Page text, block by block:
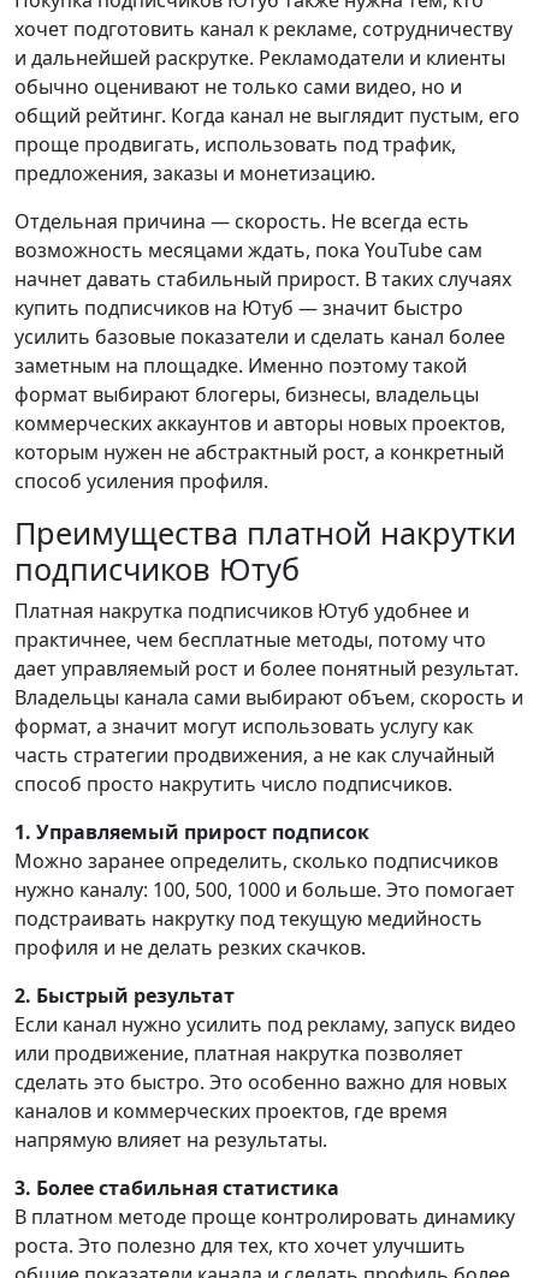
хочет подготовить канал к рекламе, сотрудничеству
и дальнейшей раскрутке. Рекламодатели и клиенты
обычно оценивают не только сами видео, но и
общий рейтинг. Когда канал не выглядит пустым, его
проще продвигать, использовать под трафик,
предложения, заказы и монетизацию.
Отдельная причина — скорость. Не всегда есть
возможность месяцами ждать, пока YouTube сам
начнет давать стабильный прирост. В таких случаях
купить подписчиков на Ютуб — значит быстро
усилить базовые показатели и сделать канал более
заметным на площадке. Именно поэтому такой
формат выбирают блогеры, бизнесы, владельцы
коммерческих аккаунтов и авторы новых проектов,
которым нужен не абстрактный рост, а конкретный
способ усиления профиля.
Преимущества платной накрутки
подписчиков Ютуб
Платная накрутка подписчиков Ютуб удобнее и
практичнее, чем бесплатные методы, потому что
дает управляемый рост и более понятный результат.
Владельцы канала сами выбирают объем, скорость и
формат, а значит могут использовать услугу как
часть стратегии продвижения, а не как случайный
способ просто накрутить число подписчиков.
1. Управляемый прирост подписок
Можно заранее определить, сколько подписчиков
нужно каналу: 100, 500, 1000 и больше. Это помогает
подстраивать накрутку под текущую медийность
профиля и не делать резких скачков.
2. Быстрый результат
Если канал нужно усилить под рекламу, запуск видео
или продвижение, платная накрутка позволяет
сделать это быстро. Это особенно важно для новых
каналов и коммерческих проектов, где время
напрямую влияет на результаты.
3. Более стабильная статистика
В платном методе проще контролировать динамику
роста. Это полезно для тех, кто хочет улучшить